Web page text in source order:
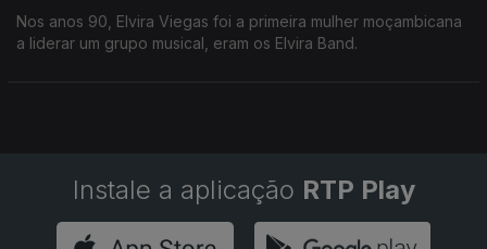
Nos anos 90, Elvira Viegas foi a primeira mulher moçambicana
a liderar um grupo musical, eram os Elvira Band.
Instale a aplicação RTP Play